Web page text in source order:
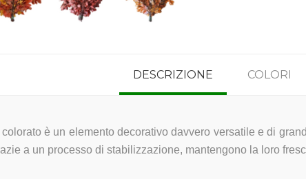
DESCRIZIONE COLORI
colorato è un elemento decorativo davvero versatile e di
a un processo di stabilizzazione, mantengono la loro